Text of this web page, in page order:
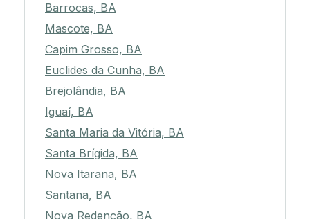
Barrocas, BA
Mascote, BA
Capim Grosso, BA
Euclides da Cunha, BA
Brejolândia, BA
Iguaí, BA
Santa Maria da Vitória, BA
Santa Brígida, BA
Nova Itarana, BA
Santana, BA
Nova Redenção, BA